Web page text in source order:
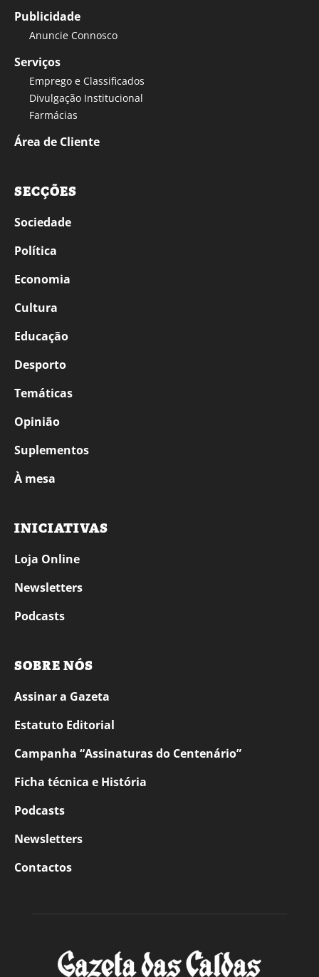
Publicidade
Anuncie Connosco
Serviços
Emprego e Classificados
Divulgação Institucional
Farmácias
Área de Cliente
SECÇÕES
Sociedade
Política
Economia
Cultura
Educação
Desporto
Temáticas
Opinião
Suplementos
À mesa
INICIATIVAS
Loja Online
Newsletters
Podcasts
SOBRE NÓS
Assinar a Gazeta
Estatuto Editorial
Campanha “Assinaturas do Centenário”
Ficha técnica e História
Podcasts
Newsletters
Contactos